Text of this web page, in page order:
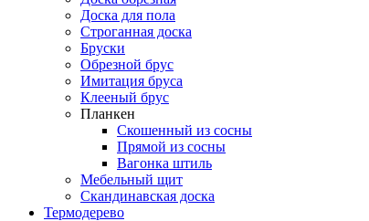
Доска для пола
Строганная доска
Бруски
Обрезной брус
Имитация бруса
Клееный брус
Планкен
Скошенный из сосны
Прямой из сосны
Вагонка штиль
Мебельный щит
Скандинавская доска
Термодерево